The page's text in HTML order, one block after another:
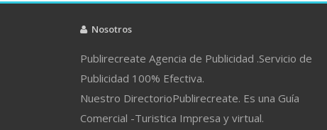
Nosotros
Publirecreate Agencia de Publicidad .Servicio de
Publicidad 100% Efectiva.
Nuestro DirectorioPublirecreate. Es una Guía
Comercial -Turistica Impresa y virtual.